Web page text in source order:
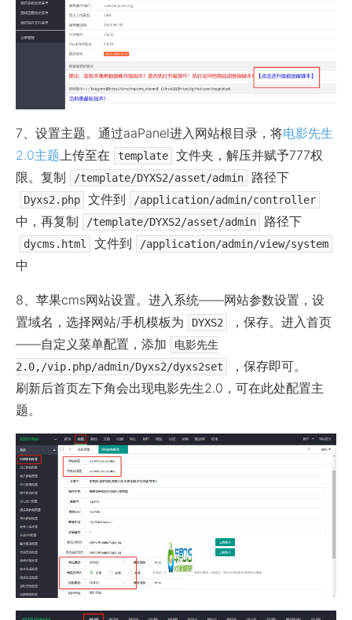
7、设置主题。通过aaPanel进入网站根目录，将电影先生
2.0主题上传至在 template
文件夹，解压并赋予777权
限。复制
/template/DYXS2/asset/admin 路径下
Dyxs2.php 文件到 /application/admin/controller
中，再复制 /template/DYXS2/asset/admin 路径下
dycms.html 文件到 /application/admin/view/system
中
8、苹果cms网站设置。进入系统——网站参数设置，设
置域名，选择网站/手机模板为
DYXS2
，保存。进入首页
——自定义菜单配置，添加
电影先生
2.0,/vip.php/admin/Dyxs2/dyxs2set
，保存即可。
刷新后首页左下角会出现电影先生2.0，可在此处配置主
题。